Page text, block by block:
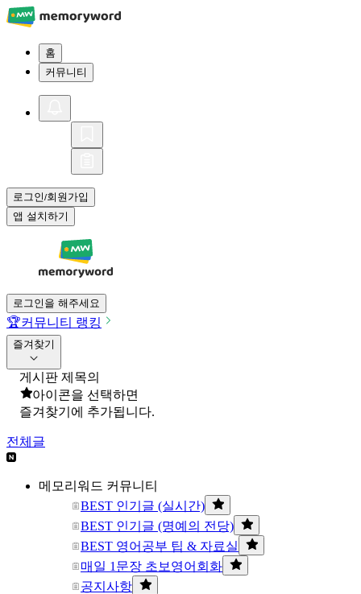
홈
커뮤니티
로그인/회원가입
앱 설치하기
로그인을 해주세요
🏆커뮤니티 랭킹
즐겨찾기
게시판 제목의
아이콘을 선택하면
즐겨찾기에 추가됩니다.
전체글
메모리워드 커뮤니티
BEST 인기글 (실시간)
BEST 인기글 (명예의 전당)
BEST 영어공부 팁 & 자료실
매일 1문장 초보영어회화
공지사항